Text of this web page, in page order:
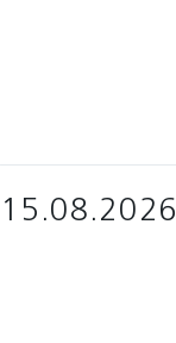
15.08.2026